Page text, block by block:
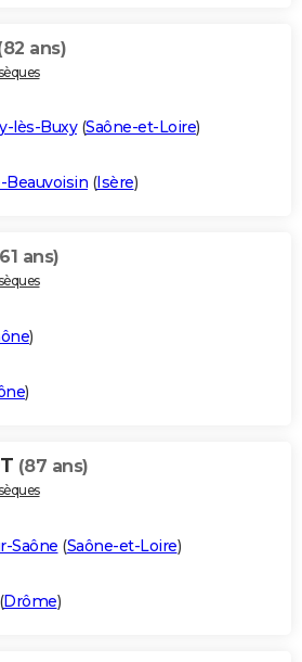
ans)
lès-Buxy(Saône-et-Loire)
Beauvoisin (Isère)
ans)
)
)
(87 ans)
Saône (Saône-et-Loire)
(Drôme)